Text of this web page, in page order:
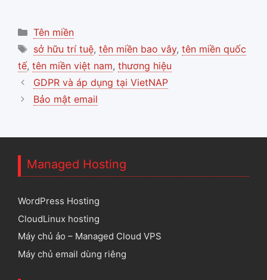
Categories
Tên miền
Tags
sở hữu trí tuệ, tên miền bao vây, tên miền quốc
tế, tên miền việt nam, thương hiệu
GDPR và áp dụng tại VietNAP
Bảo mật email
Managed Hosting
WordPress Hosting
CloudLinux hosting
Máy chủ ảo – Managed Cloud VPS
Máy chủ email dùng riêng